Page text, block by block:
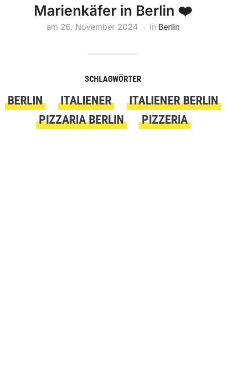
Marienkäfer in Berlin ❤️
am 26. November 2024 in Berlin
SCHLAGWÖRTER
BERLIN ITALIENER
ITALIENER BERLIN
PIZZARIA BERLIN
PIZZERIA